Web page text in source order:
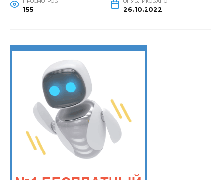
ПРОСМОТРОВ
155
ОПУБЛИКОВАНО
26.10.2022